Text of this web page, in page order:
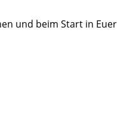
und beim Start in Euer